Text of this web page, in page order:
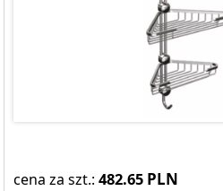
cena za szt.:482.65 PLN